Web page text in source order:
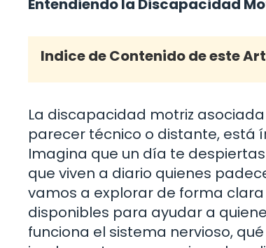
Entendiendo la Discapacidad
Indice de Contenido de este
La discapacidad motriz
parecer técnico o distante, está
Imagina que un día te
que viven a diario quienes
vamos a explorar de forma
disponibles para ayudar a
funciona el sistema nervioso,